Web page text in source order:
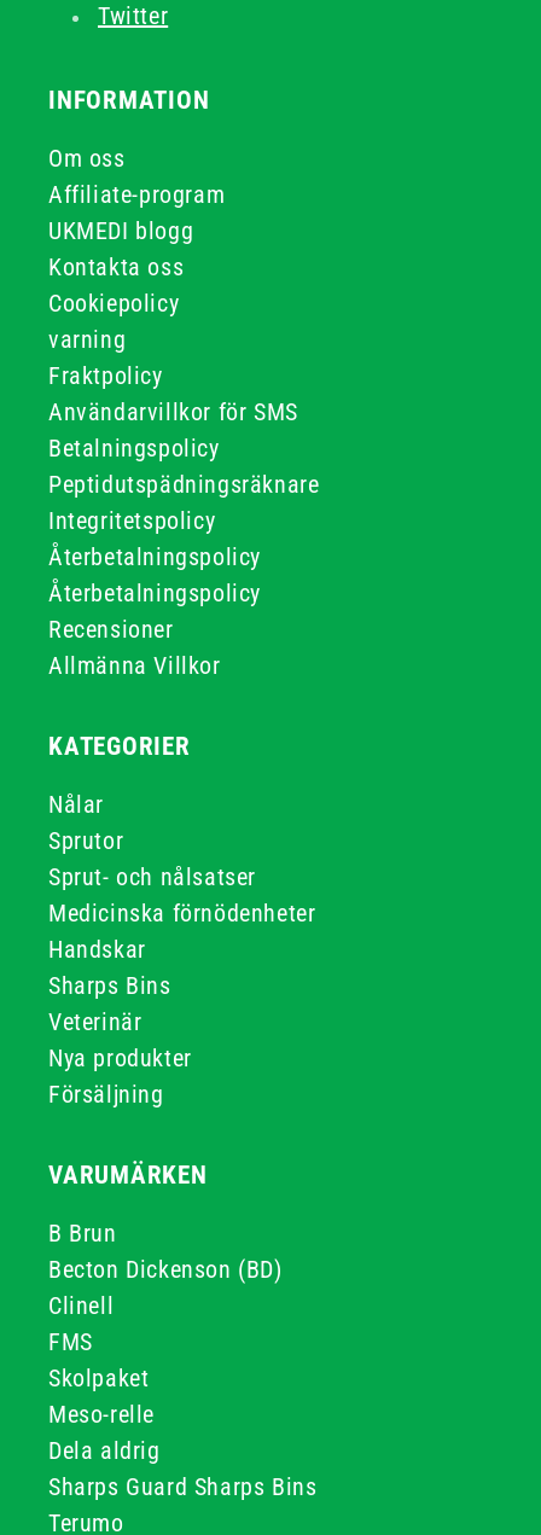
Twitter
INFORMATION
Om oss
Affiliate-program
UKMEDI blogg
Kontakta oss
Cookiepolicy
varning
Fraktpolicy
Användarvillkor för SMS
Betalningspolicy
Peptidutspädningsräknare
Integritetspolicy
Återbetalningspolicy
Återbetalningspolicy
Recensioner
Allmänna Villkor
KATEGORIER
Nålar
Sprutor
Sprut- och nålsatser
Medicinska förnödenheter
Handskar
Sharps Bins
Veterinär
Nya produkter
Försäljning
VARUMÄRKEN
B Brun
Becton Dickenson (BD)
Clinell
FMS
Skolpaket
Meso-relle
Dela aldrig
Sharps Guard Sharps Bins
Terumo